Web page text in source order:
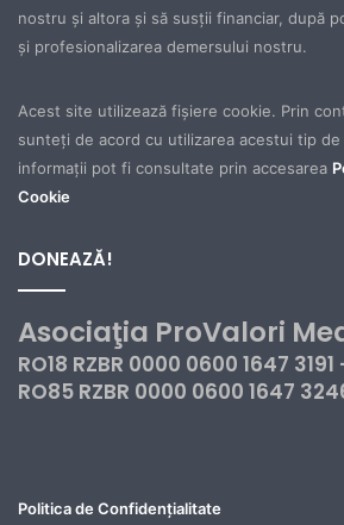
nostru şi altora şi să susţii financiar, după
şi profesionalizarea demersului nostru.
Acest site utilizează fișiere cookie. Prin
sunteți de acord cu utilizarea acestui tip
informații pot fi consultate prin accesarea
Cookie
DONEAZĂ!
Asociaţia ProValori
RO18 RZBR 0000 0600 1647 3191
RO85 RZBR 0000 0600 1647
Politica de Confidențialitate